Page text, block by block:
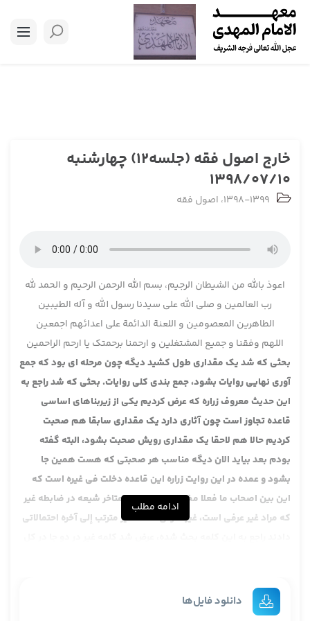
خارج اصول فقه (جلسه12) چهارشنبه
1398/07/10
1398-1399، اصول فقه
اعوذ بالله من الشیطان الرجیم، بسم الله الرحمن الرحیم و الحمد لله
رب العالمین و صلی الله علی سیدنا رسول الله و آله الطیبین
الطاهرین المعصومین و اللعنة الدائمة علی اعدائهم اجمعین
اللهم وفقنا و جمیع المشتغلین و ارحمنا برحمتک یا ارحم الراحمین
بحثی که شد یک مقداری طول کشید دیگه چون مرحله ای بود که جمع
آوری نهایی روایات بشود، جمع بندی کلی روایات. بحثی که شد راجع به
این حدیث معروف زراره که عرض کردیم یکی از زیربناهای اساسی
قاعده تجاوز است چون آثاری دارد یک مقداری سابقا هم صحبت
کردیم حالا هم لاحقا یک مقداری رویش صحبت بشود، البته گفته
بودم بعد بیاید الان دیگه مناسب هر صحبتی که هست همین جا
بشود و عمده در این روایت زراره این قاعده دخلت فی غیره است که
این بین اصحاب ما فعلا مخصوصا در اصول متاخر شیعه در ضابطه غیر
که مراد غیر عرفی است، غیر شرعی است، غیر مترتب إلی آخره احتمالاتی
ذیل روایت زراره، إذا خرجت من شیء ثم دخلت فی غیره، در بقیه اش
نداریم. روایات اسماعیل ابن جابر خب شاذ است، خواهد آمد ان شا الله
ادامه مطلب
دانلود فایل‌ها